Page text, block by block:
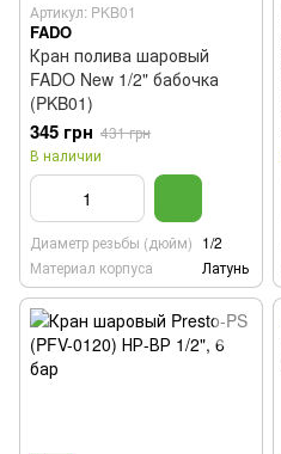
Артикул: PKB01
FADO
Кран полива шаровый
FADO New 1/2" бабочка
(PKB01)
345 грн 431 грн
В наличии
Диаметр резьбы (дюйм) 1/2
Материал корпуса
Латунь